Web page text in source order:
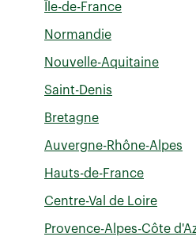
Île-de-France
Normandie
Nouvelle-Aquitaine
Saint-Denis
Bretagne
Auvergne-Rhône-Alpes
Hauts-de-France
Centre-Val de Loire
Provence-Alpes-Côte